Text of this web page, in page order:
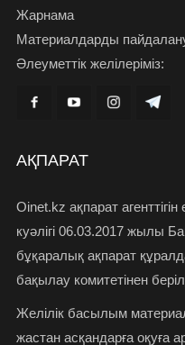
Жарнама
Материалдарды
Әлеуметтік желілеріміз:
АҚПАРАТ
Oinet.kz ақпарат
куәлігі 06.03.2017 жылы
бұқаралық ақпарат
бақылау комитетінен
Желілік басылым
жастан асқандарға оқуға